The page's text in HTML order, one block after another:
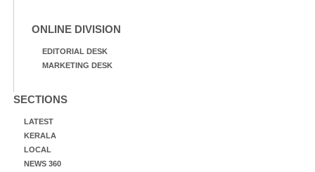
ONLINE DIVISION
EDITORIAL DESK
MARKETING DESK
SECTIONS
LATEST
KERALA
LOCAL
NEWS 360